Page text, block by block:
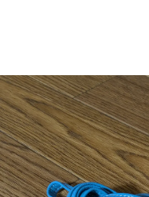
イベント・グッ
YouTube
会社情報